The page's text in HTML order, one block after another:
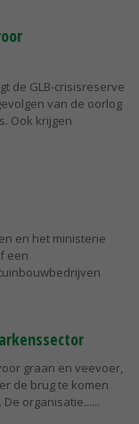
de GLB-crisisreserve
van de oorlog
Ook krijgen
en het ministerie
een
graan en veevoer,
de brug te komen
organisatie...